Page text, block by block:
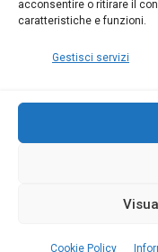
acconsentire o ritirare il
caratteristiche e funzioni.
Gestisci servizi
Cookie Policy
e aggiornamento
Copyright Blumatica